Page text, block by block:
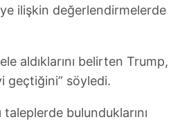
ilişkin değerlendirmelerde
aldıklarını belirten Trump,
geçtiğini” söyledi.
bulunduklarını